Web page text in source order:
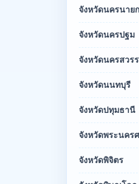
จังหวัดนครนายก
จังหวัดนครปฐม
จังหวัดนครสวร
จังหวัดนนทบุรี
จังหวัดปทุมธานี
จังหวัดพระนคร
จังหวัดพิจิตร